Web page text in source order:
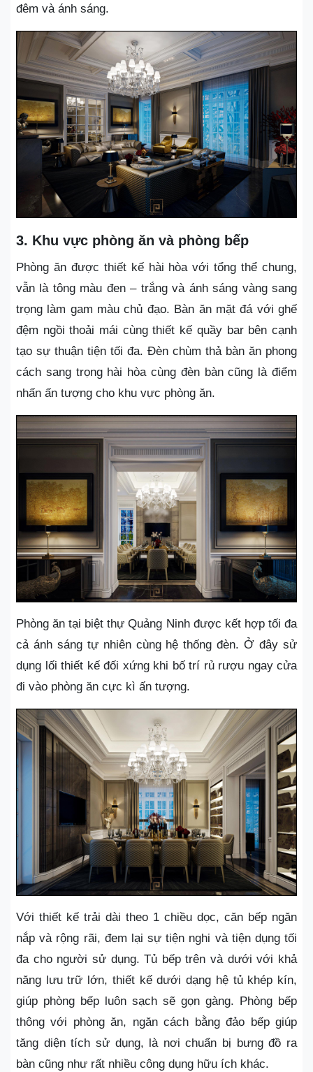
đêm và ánh sáng.
3. Khu vực phòng ăn và phòng bếp
Phòng ăn được thiết kế hài hòa với tổng thể chung,
vẫn là tông màu đen – trắng và ánh sáng vàng sang
trọng làm gam màu chủ đạo. Bàn ăn mặt đá với ghế
đệm ngồi thoải mái cùng thiết kế quầy bar bên cạnh
tạo sự thuận tiện tối đa. Đèn chùm thả bàn ăn phong
cách sang trọng hài hòa cùng đèn bàn cũng là điểm
nhấn ấn tượng cho khu vực phòng ăn.
Phòng ăn tại biệt thự Quảng Ninh được kết hợp tối đa
cả ánh sáng tự nhiên cùng hệ thống đèn. Ở đây sử
dụng lối thiết kế đối xứng khi bố trí rủ rượu ngay cửa
đi vào phòng ăn cực kì ấn tượng.
Với thiết kế trải dài theo 1 chiều dọc, căn bếp ngăn
nắp và rộng rãi, đem lại sự tiện nghi và tiện dụng tối
đa cho người sử dụng. Tủ bếp trên và dưới với khả
năng lưu trữ lớn, thiết kế dưới dạng hệ tủ khép kín,
giúp phòng bếp luôn sạch sẽ gọn gàng. Phòng bếp
thông với phòng ăn, ngăn cách bằng đảo bếp giúp
tăng diện tích sử dụng, là nơi chuẩn bị bưng đồ ra
bàn cũng như rất nhiều công dụng hữu ích khác.